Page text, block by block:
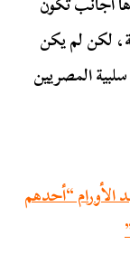
لكن لم يكن
المصريين
“أحدهم